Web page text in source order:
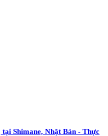
Shimane, Nhật Bản - Thực